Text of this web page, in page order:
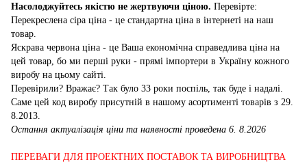
Насолоджуйтесь якістю не жертвуючи ціною. Перевірте:
Перекреслена сіра ціна - це стандартна ціна в інтернеті на наш
товар.
Яскрава червона ціна - це Ваша економічна справедлива ціна на
цей товар, бо ми перші руки - прямі імпортери в Україну кожного
виробу на цьому сайті.
Перевірили? Вражає? Так було 33 роки поспіль, так буде і надалі.
Саме цей код виробу присутній в нашому асортименті товарів з 29.
8.2013.
Остання актуалізація ціни та наявності проведена 6. 8.2026
ПЕРЕВАГИ ДЛЯ ПРОЕКТНИХ ПОСТАВОК ТА ВИРОБНИЦТВА